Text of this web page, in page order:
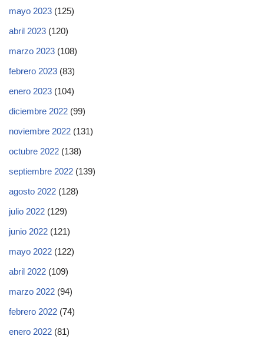
mayo 2023 (125)
abril 2023 (120)
marzo 2023 (108)
febrero 2023 (83)
enero 2023 (104)
diciembre 2022 (99)
noviembre 2022 (131)
octubre 2022 (138)
septiembre 2022 (139)
agosto 2022 (128)
julio 2022 (129)
junio 2022 (121)
mayo 2022 (122)
abril 2022 (109)
marzo 2022 (94)
febrero 2022 (74)
enero 2022 (81)